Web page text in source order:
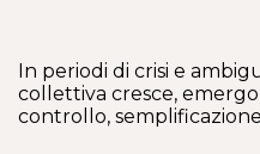
In periodi di crisi e
collettiva cresce,
controllo,